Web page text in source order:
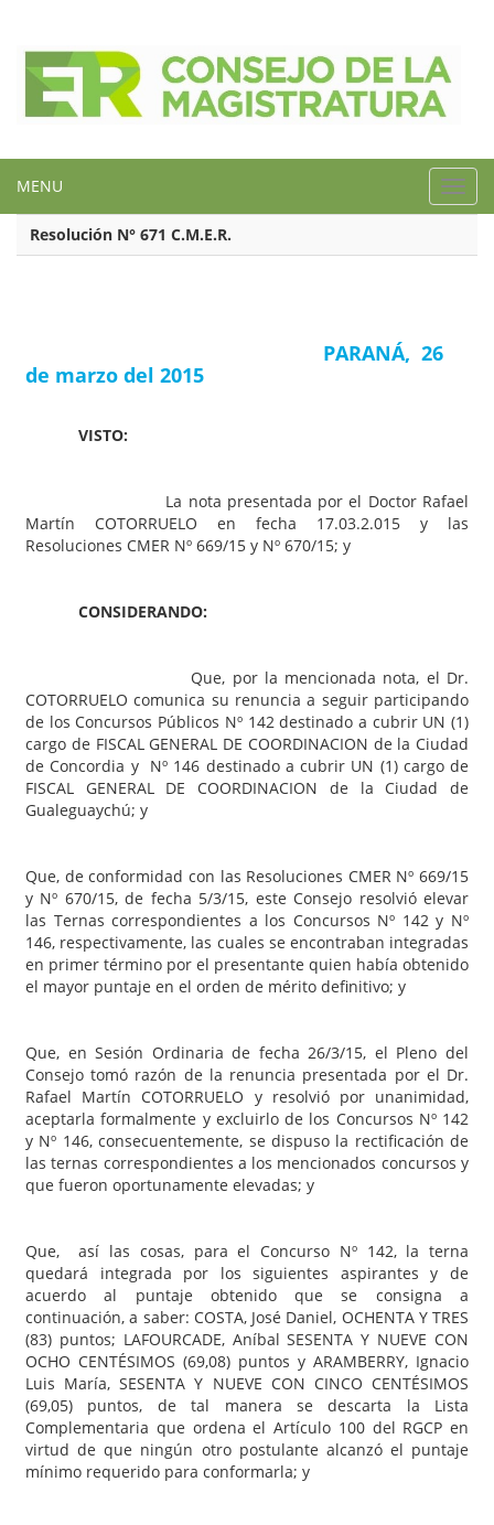
MENU
Resolución N° 671 C.M.E.R.
PARANÁ, 26
de marzo del 2015
VISTO:
La nota presentada por el Doctor Rafael
Martín COTORRUELO en fecha 17.03.2.015 y las
Resoluciones CMER Nº 669/15 y Nº 670/15; y
CONSIDERANDO:
Que, por la mencionada nota, el Dr.
COTORRUELO comunica su renuncia a seguir participando
de los Concursos Públicos Nº 142 destinado a cubrir UN (1)
cargo de FISCAL GENERAL DE COORDINACION de la Ciudad
de Concordia y Nº 146 destinado a cubrir UN (1) cargo de
FISCAL GENERAL DE COORDINACION de la Ciudad de
Gualeguaychú; y
Que, de conformidad con las Resoluciones CMER Nº 669/15
y Nº 670/15, de fecha 5/3/15, este Consejo resolvió elevar
las Ternas correspondientes a los Concursos Nº 142 y Nº
146, respectivamente, las cuales se encontraban integradas
en primer término por el presentante quien había obtenido
el mayor puntaje en el orden de mérito definitivo; y
Que, en Sesión Ordinaria de fecha 26/3/15, el Pleno del
Consejo tomó razón de la renuncia presentada por el Dr.
Rafael Martín COTORRUELO y resolvió por unanimidad,
aceptarla formalmente y excluirlo de los Concursos Nº 142
y Nº 146, consecuentemente, se dispuso la rectificación de
las ternas correspondientes a los mencionados concursos y
que fueron oportunamente elevadas; y
Que, así las cosas, para el Concurso Nº 142, la terna
quedará integrada por los siguientes aspirantes y de
acuerdo al puntaje obtenido que se consigna a
continuación, a saber: COSTA, José Daniel, OCHENTA Y TRES
(83) puntos; LAFOURCADE, Aníbal SESENTA Y NUEVE CON
OCHO CENTÉSIMOS (69,08) puntos y ARAMBERRY, Ignacio
Luis María, SESENTA Y NUEVE CON CINCO CENTÉSIMOS
(69,05) puntos, de tal manera se descarta la Lista
Complementaria que ordena el Artículo 100 del RGCP en
virtud de que ningún otro postulante alcanzó el puntaje
mínimo requerido para conformarla; y